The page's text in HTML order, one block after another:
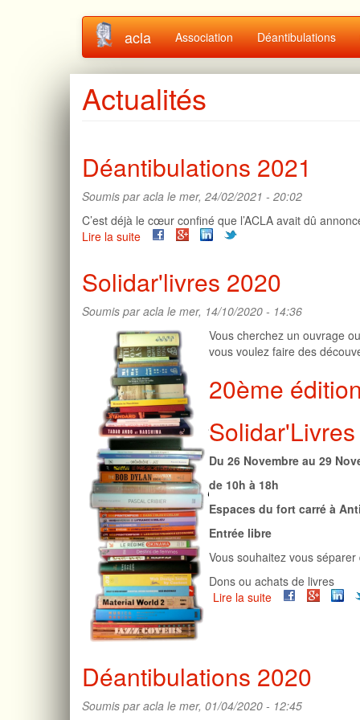
acla Association Déantibulations
Actualités
Déantibulations 2021
Soumis paracla le mer, 24/02/2021 - 20:02
C’est déjà le cœur confiné que l’ACLA avait dû
Lire la suite de
Solidar'livres 2020
Soumis paracla le mer, 14/10/2020 - 14:36
Vous cherchez un ouvrage ou
vous voulez faire des
20ème édition
Solidar'Livres
Du 26 Novembre au 29
de 10h à 18h
Espaces du fort carré à
Entrée libre
Vous souhaitez vous
Dons ou achats de livres
Lire la suite de
Déantibulations 2020
Soumis paracla le mer, 01/04/2020 - 12:45